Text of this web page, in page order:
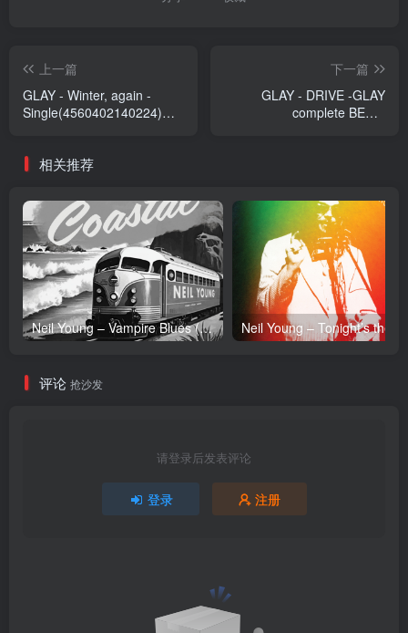
上一篇
GLAY - Winter, again -
Single(4560402140224)
下一篇
GLAY - DRIVE -GLAY
complete BEST-
相关推荐
Neil Young – Vampire Blues (Live) – Single(054391239303)【24bit／96.0kHz】土耳其区
评论 抢沙发
请登录后发表评论
登录 注册